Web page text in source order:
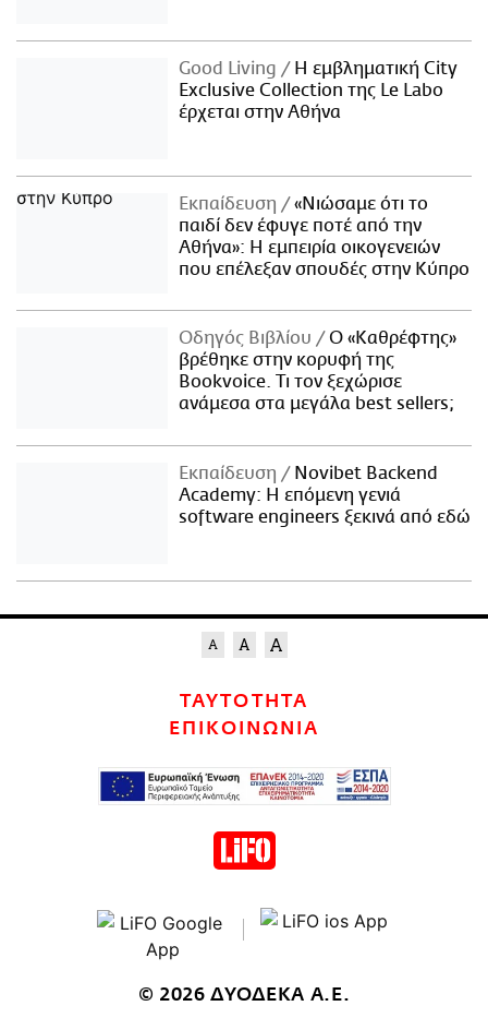
Good Living
Η εμβληματική City
Exclusive Collection της Le Labo
έρχεται στην Αθήνα
Εκπαίδευση
«Νιώσαμε ότι το
παιδί δεν έφυγε ποτέ από την
Αθήνα»: Η εμπειρία οικογενειών
που επέλεξαν σπουδές στην Κύπρο
Οδηγός Βιβλίου
Ο «Καθρέφτης»
βρέθηκε στην κορυφή της
Bookvoice. Τι τον ξεχώρισε
ανάμεσα στα μεγάλα best sellers;
Εκπαίδευση
Novibet Backend
Academy: Η επόμενη γενιά
software engineers ξεκινά από εδώ
ΤΑΥΤΟΤΗΤΑ
ΕΠΙΚΟΙΝΩΝΙΑ
© 2026 ΔΥΟΔΕΚΑ Α.Ε.